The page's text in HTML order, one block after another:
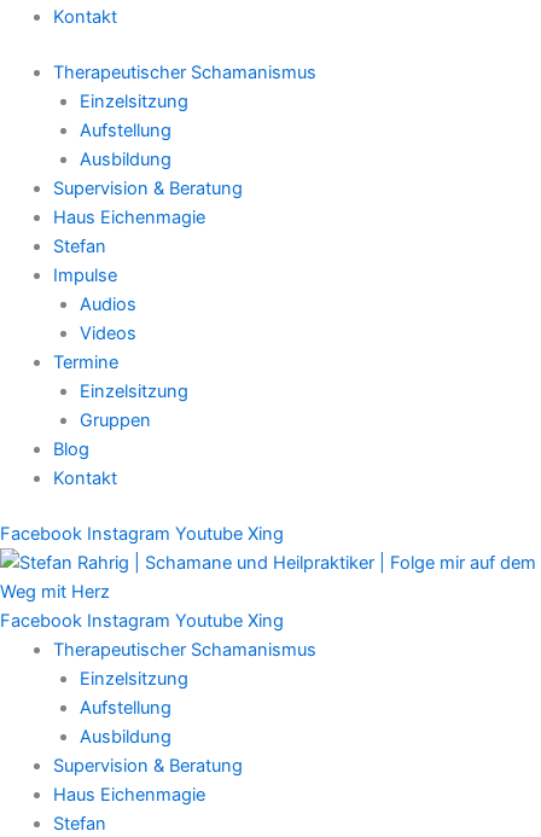
Kontakt
Therapeutischer Schamanismus
Einzelsitzung
Aufstellung
Ausbildung
Supervision & Beratung
Haus Eichenmagie
Stefan
Impulse
Audios
Videos
Termine
Einzelsitzung
Gruppen
Blog
Kontakt
Facebook Instagram Youtube Xing
Facebook Instagram Youtube Xing
Therapeutischer Schamanismus
Einzelsitzung
Aufstellung
Ausbildung
Supervision & Beratung
Haus Eichenmagie
Stefan